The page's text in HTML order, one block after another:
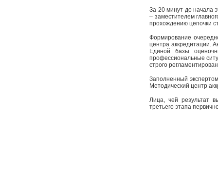
За 20 минут до начала
– заместителем
прохождению цепочки
Формирование
центра аккредитации.
Единой базы
профессиональные
строго
Заполненный
Методический центр
Лица, чей результат
третьего этапа